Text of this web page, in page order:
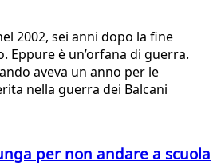
2002, sei anni dopo la fine
Eppure è un’orfana di guerra.
aveva un anno per le
nella guerra dei Balcani
per non andare a scuola